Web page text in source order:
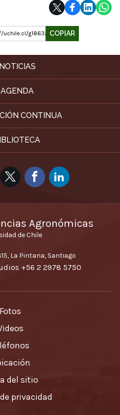
uchile.cl/g186325COPIAR
NOTICIAS
AGENDA
CONTINUA
Agronómicas
de Chile
La Pintana, Santiago
+56 2 2978 5750
Fotos
del sitio
privacidad